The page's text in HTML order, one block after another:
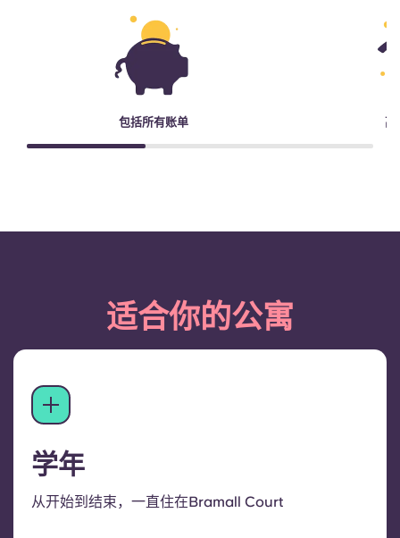
包括所有账单 高
适合你的公寓
学年
从开始到结束，一直住在Bramall Court